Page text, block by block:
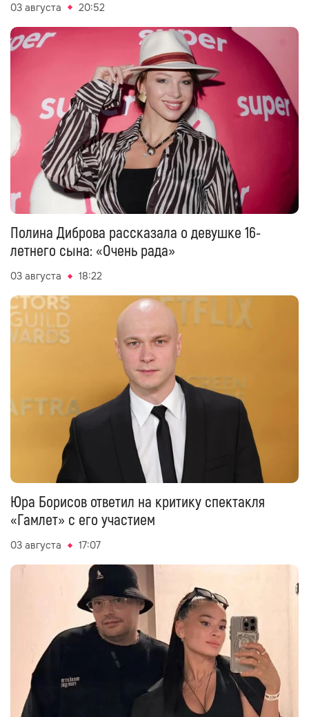
03 августа 20:52
Полина Диброва рассказала о девушке 16-
летнего сына: «Очень рада»
03 августа 18:22
Юра Борисов ответил на критику спектакля
«Гамлет» с его участием
03 августа 17:07